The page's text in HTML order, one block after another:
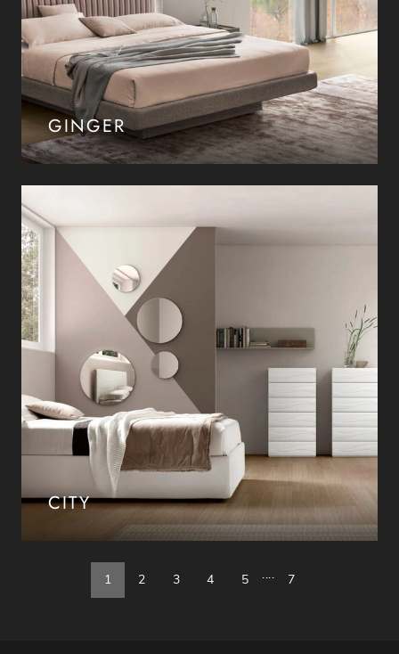
GINGER
CITY
1 2 3 4 5 .... 7